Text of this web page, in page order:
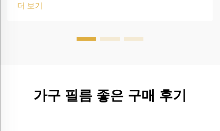
더 보기
가구 필름 좋은 구매 후기